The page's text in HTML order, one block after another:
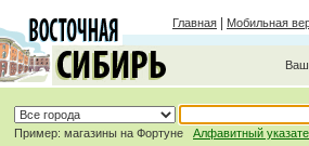
Главная Мобильная
Пример: магазины на Фортуне Алфавитный